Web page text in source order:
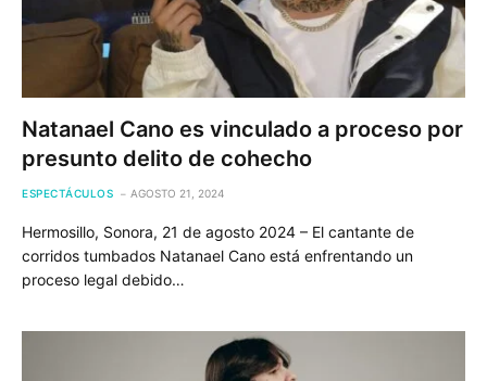
Natanael Cano es vinculado a proceso por
presunto delito de cohecho
ESPECTÁCULOS AGOSTO 21, 2024
Hermosillo, Sonora, 21 de agosto 2024 – El cantante de
corridos tumbados Natanael Cano está enfrentando un
proceso legal debido…